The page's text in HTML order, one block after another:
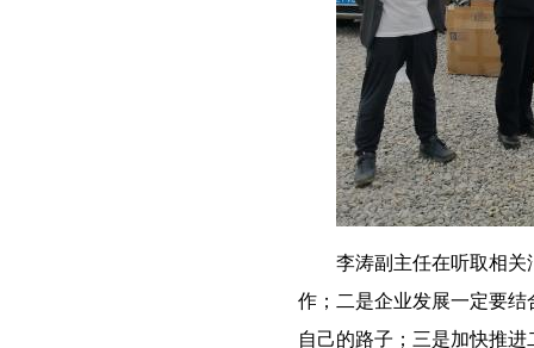
李涛副主任在听取相
作；二是企业发展一定要
自己的路子；三是加快推